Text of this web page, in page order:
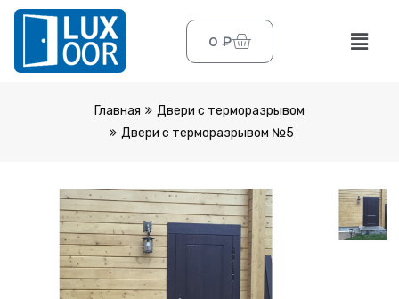
0 ₽
Главная
Двери с терморазрывом
Двери с терморазрывом №5